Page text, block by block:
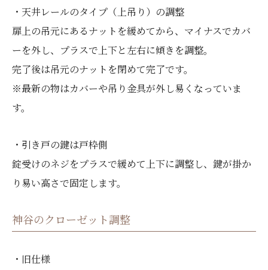
・天井レールのタイプ（上吊り）の調整
扉上の吊元にあるナットを緩めてから、マイナスでカバ
ーを外し、プラスで上下と左右に傾きを調整。
完了後は吊元のナットを閉めて完了です。
※最新の物はカバーや吊り金具が外し易くなっていま
す。
・引き戸の鍵は戸枠側
錠受けのネジをプラスで緩めて上下に調整し、鍵が掛か
り易い高さで固定します。
神谷のクローゼット調整
・旧仕様